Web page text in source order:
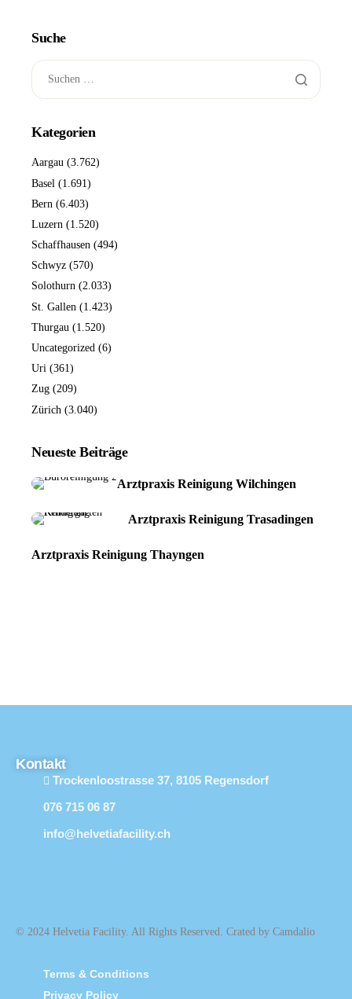
Suche
Kategorien
Aargau (3.762)
Basel (1.691)
Bern (6.403)
Luzern (1.520)
Schaffhausen (494)
Schwyz (570)
Solothurn (2.033)
St. Gallen (1.423)
Thurgau (1.520)
Uncategorized (6)
Uri (361)
Zug (209)
Zürich (3.040)
Neueste Beiträge
Arztpraxis Reinigung Wilchingen
Arztpraxis Reinigung Trasadingen
Arztpraxis Reinigung Thayngen
Kontakt
Trockenloostrasse 37, 8105 Regensdorf
076 715 06 87
info@helvetiafacility.ch
© 2024 Helvetia Facility. All Rights Reserved. Crated by Camdalio
Terms & Conditions
Privacy Policy